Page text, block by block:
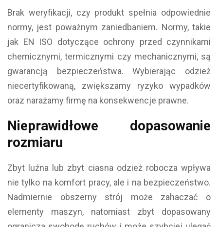
Brak weryfikacji, czy produkt spełnia odpowiednie
normy, jest poważnym zaniedbaniem. Normy, takie
jak EN ISO dotyczące ochrony przed czynnikami
chemicznymi, termicznymi czy mechanicznymi, są
gwarancją bezpieczeństwa. Wybierając odzież
niecertyfikowaną, zwiększamy ryzyko wypadków
oraz narażamy firmę na konsekwencje prawne.
Nieprawidłowe dopasowanie
rozmiaru
Zbyt luźna lub zbyt ciasna odzież robocza wpływa
nie tylko na komfort pracy, ale i na bezpieczeństwo.
Nadmiernie obszerny strój może zahaczać o
elementy maszyn, natomiast zbyt dopasowany